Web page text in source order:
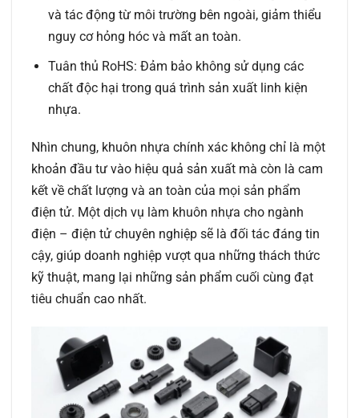
và tác động từ môi trường bên ngoài, giảm thiểu
nguy cơ hỏng hóc và mất an toàn.
Tuân thủ RoHS: Đảm bảo không sử dụng các
chất độc hại trong quá trình sản xuất linh kiện
nhựa.
Nhìn chung, khuôn nhựa chính xác không chỉ là một
khoản đầu tư vào hiệu quả sản xuất mà còn là cam
kết về chất lượng và an toàn của mọi sản phẩm
điện tử. Một dịch vụ làm khuôn nhựa cho ngành
điện – điện tử chuyên nghiệp sẽ là đối tác đáng tin
cậy, giúp doanh nghiệp vượt qua những thách thức
kỹ thuật, mang lại những sản phẩm cuối cùng đạt
tiêu chuẩn cao nhất.